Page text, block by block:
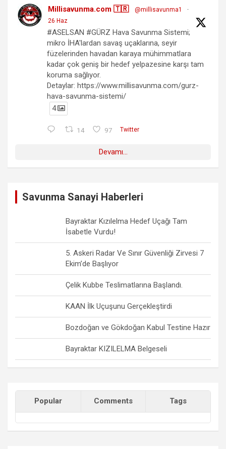
Millisavunma.com 🇹🇷 @millisavunma1
·
26 Haz
#ASELSAN #GÜRZ Hava Savunma Sistemi;
mikro İHA'lardan savaş uçaklarına, seyir
füzelerinden havadan karaya mühimmatlara
kadar çok geniş bir hedef yelpazesine karşı tam
koruma sağlıyor.
Detaylar: https://www.millisavunma.com/gurz-
hava-savunma-sistemi/
4
14 97 Twitter
Devamı...
Savunma Sanayi Haberleri
Bayraktar Kızılelma Hedef Uçağı Tam
İsabetle Vurdu!
5. Askeri Radar Ve Sınır Güvenliği Zirvesi 7
Ekim’de Başlıyor
Çelik Kubbe Teslimatlarına Başlandı.
KAAN İlk Uçuşunu Gerçekleştirdi
Bozdoğan ve Gökdoğan Kabul Testine Hazır
Bayraktar KIZILELMA Belgeseli
Popular Comments Tags